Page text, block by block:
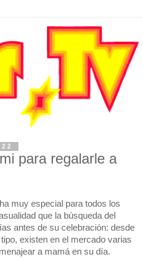
para regalarle a
muy especial para todos los
que la búsqueda del
antes de su celebración: desde
existen en el mercado varias
a mamá en su día.